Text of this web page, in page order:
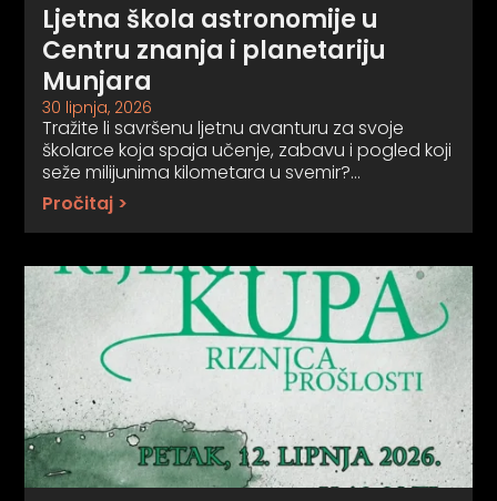
Ljetna škola astronomije u
Centru znanja i planetariju
Munjara
30 lipnja, 2026
Tražite li savršenu ljetnu avanturu za svoje
školarce koja spaja učenje, zabavu i pogled koji
seže milijunima kilometara u svemir?…
Pročitaj >